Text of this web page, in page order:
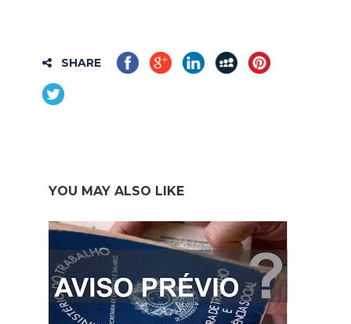
SHARE
YOU MAY ALSO LIKE